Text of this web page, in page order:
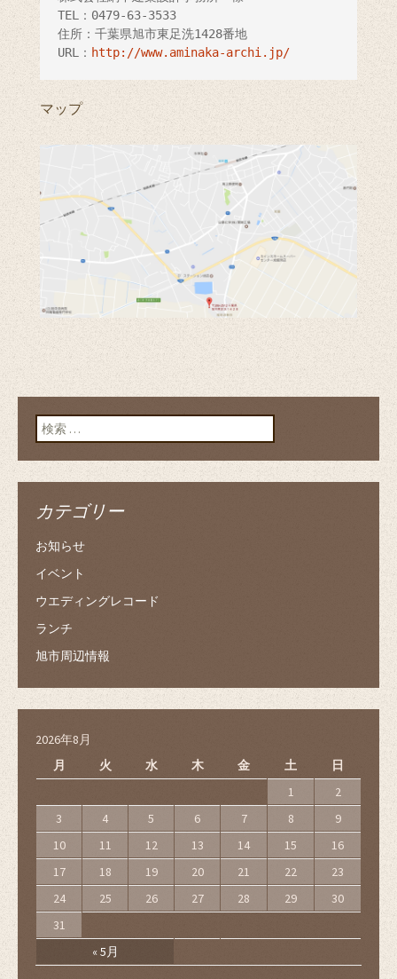
TEL：0479-63-3533
住所：千葉県旭市東足洗1428番地
URL： http://www.aminaka-archi.jp/
マップ
検索:
カテゴリー
お知らせ
イベント
ウエディングレコード
ランチ
旭市周辺情報
2026年8月
月
火 水 木 金 土 日
« 5月
1
2
3
4 5 6 7 8
9
10
11 12 13 14 15
16
17
18 19 20 21 22
23
24
25 26 27 28 29
30
31